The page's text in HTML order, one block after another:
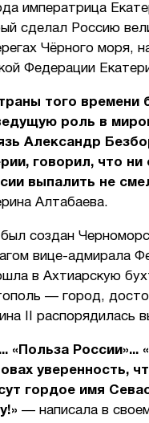
императрица
сделал Россию
Чёрного моря,
Федерации
того времени
роль в
Александр
говорил, что
выпалить не
Алтабаева.
был создан
вице-адмирала
в Ахтиарскую
— город,
II распорядилась
«Польза
уверенность,
гордое имя
— написала в